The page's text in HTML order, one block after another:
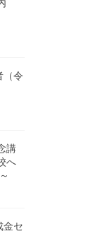
令
講
へ
金セ